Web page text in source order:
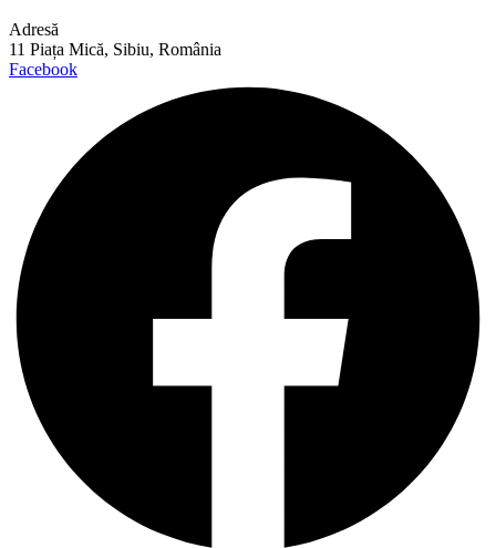
Adresă
11 Piața Mică, Sibiu, România
Facebook